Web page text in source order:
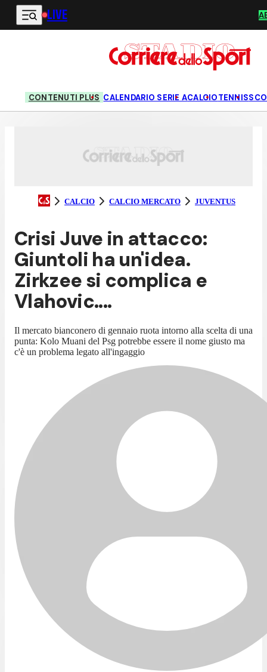
Vai al contenuto principale
LIVE
CONTENUTI PLUS CALENDARIO SERIE ACALCIOTENNIS
CALCIO CALCIO MERCATO JUVENTUS
Crisi Juve in attacco:
Giuntoli ha un'idea.
Zirkzee si complica e
Vlahovic....
Il mercato bianconero di gennaio ruota intorno alla scelta di una
punta: Kolo Muani del Psg potrebbe essere il nome giusto ma
c'è un problema legato all'ingaggio